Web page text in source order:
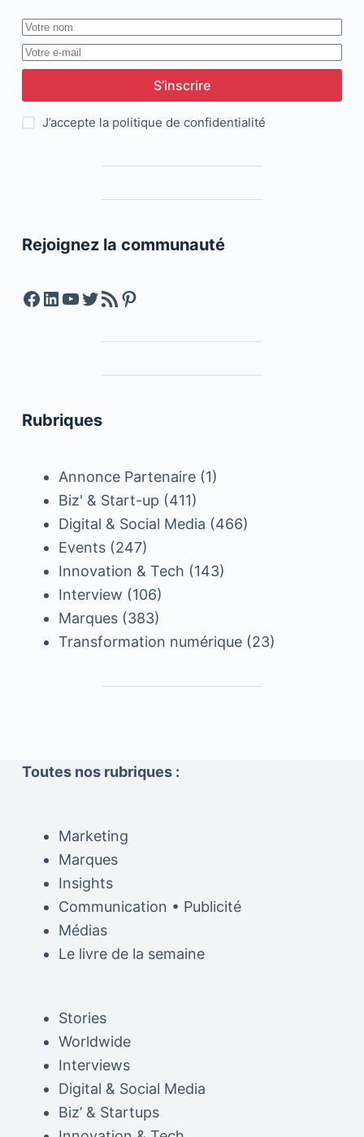
S’inscrire
J’accepte la politique de confidentialité
Rejoignez la communauté
Facebook
LinkedIn
YouTube
Twitter
Feed RSSPinterest
Rubriques
Annonce Partenaire(1)
Biz' & Start-up (411)
Digital & Social Media (466)
Events(247)
Innovation & Tech (143)
Interview (106)
Marques(383)
Transformation numérique(23)
Toutes nos rubriques :
Marketing
Marques
Insights
Communication • Publicité
Médias
Le livre de la semaine
Stories
Worldwide
Interviews
Digital & Social Media
Biz’ & Startups